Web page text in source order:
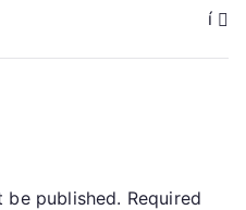
í
be published. Required